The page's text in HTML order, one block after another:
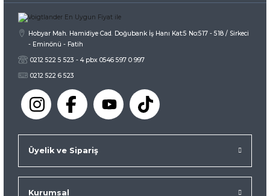
Hobyar Mah. Hamidiye Cad. Doğubank İş Hanı Kat:5 No:517 - 518 / Sirkeci
- Eminönü - Fatih
0212 522 5 523 - 4 pbx 0546 597 0 997
0212 522 6 523
Üyelik ve Sipariş
Kurumsal